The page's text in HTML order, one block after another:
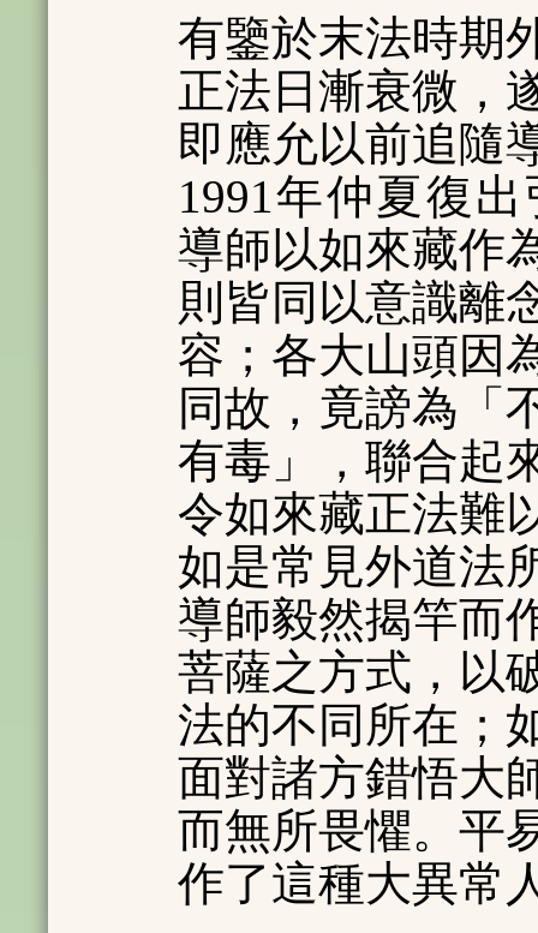
有鑒於末法時期
正法日漸衰微，
即應允以前追隨
1991年仲夏復
導師以如來藏作
則皆同以意識離
容；各大山頭因
同故，竟謗為「
有毒」，聯合起
令如來藏正法難
如是常見外道法
導師毅然揭竿而
菩薩之方式，以
法的不同所在；
面對諸方錯悟大
而無所畏懼。平
作了這種大異常